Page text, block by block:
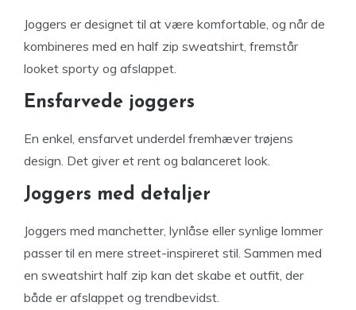
Joggers er designet til at være komfortable, og når de
kombineres med en half zip sweatshirt, fremstår
looket sporty og afslappet.
Ensfarvede joggers
En enkel, ensfarvet underdel fremhæver trøjens
design. Det giver et rent og balanceret look.
Joggers med detaljer
Joggers med manchetter, lynlåse eller synlige lommer
passer til en mere street-inspireret stil. Sammen med
en sweatshirt half zip kan det skabe et outfit, der
både er afslappet og trendbevidst.